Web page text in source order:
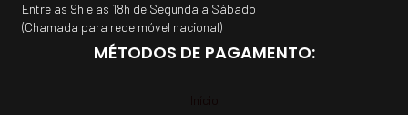
Entre as 9h e as 18h de Segunda a Sábado
(Chamada para rede móvel nacional)
MÉTODOS DE PAGAMENTO: